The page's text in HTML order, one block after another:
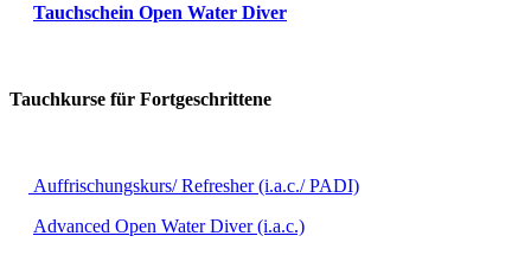
Tauchschein Open Water Diver
Tauchkurse für Fortgeschrittene
Auffrischungskurs/ Refresher (i.a.c./ PADI)
Advanced Open Water Diver (i.a.c.)